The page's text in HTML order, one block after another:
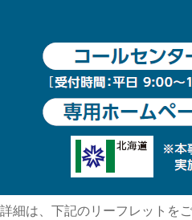
詳細は、下記のリーフレットを